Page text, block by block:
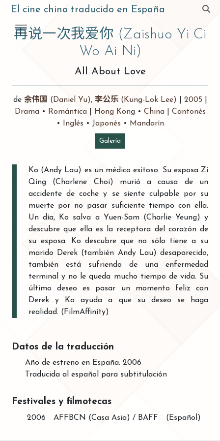
El cine chino traducido en España
再说一次我爱你 (Zaishuo Yi Ci
Wo Ai Ni)
All About Love
de 余伟国 (Daniel Yu), 李公乐(Kung-Lok Lee) 2005
Drama• Romántica Hong Kong • China
Cantonés
•
Inglés • Japonés • Mandarín
Galería
Ko (Andy Lau) es un médico exitoso. Su esposa Zi
Qing (Charlene Choi) murió a causa de un
accidente de coche y se siente culpable por su
muerte por no pasar suficiente tiempo con ella.
Un día, Ko salva a Yuen-Sam (Charlie Yeung) y
descubre que ella es la receptora del corazón de
su esposa. Ko descubre que no sólo tiene a su
marido Derek (también Andy Lau) desaparecido,
también está sufriendo de una enfermedad
terminal y no le queda mucho tiempo de vida. Su
último deseo es pasar un momento feliz con
Derek y Ko ayuda a que su deseo se haga
realidad. (FilmAffinity)
Datos de la traducción
Año de estreno en España: 2006
Traducida al español para subtitulación
Festivales y filmotecas
2006 AFFBCN (Casa Asia) / BAFF (Español)